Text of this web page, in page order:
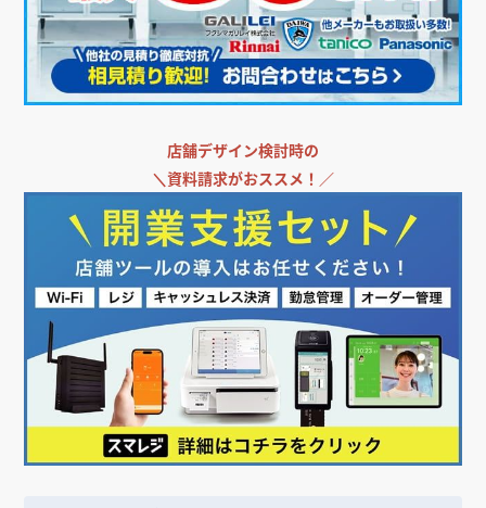
店舗デザイン検討時の
＼資料請求がおススメ！／